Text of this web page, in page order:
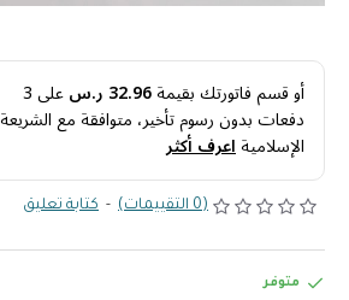
أو قسم فاتورتك بقيمة32.96 ر.س على3
دفعات بدون رسوم تأخير، متوافقة مع الشريعة
الإسلاميةاعرف أكثر
(0 التقييمات) - كتابة تعليق
متوفر